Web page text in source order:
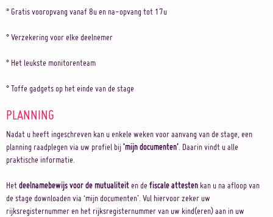
° Gratis vooropvang vanaf 8u en na-opvang tot 17u
° Verzekering voor elke deelnemer
° Het leukste monitorenteam
° Toffe gadgets op het einde van de stage
PLANNING
Nadat u heeft ingeschreven kan u enkele weken voor aanvang van de stage, een
planning raadplegen via uw profiel bij‘mijn documenten’. Daarin vindt u alle
praktische informatie.
Hetdeelnamebewijs voor de mutualiteit en defiscale attesten kan u na afloop van
de stage downloaden via ‘mijn documenten’. Vul hiervoor zeker uw
rijksregisternummer en het rijksregisternummer van uw kind(eren) aan in uw